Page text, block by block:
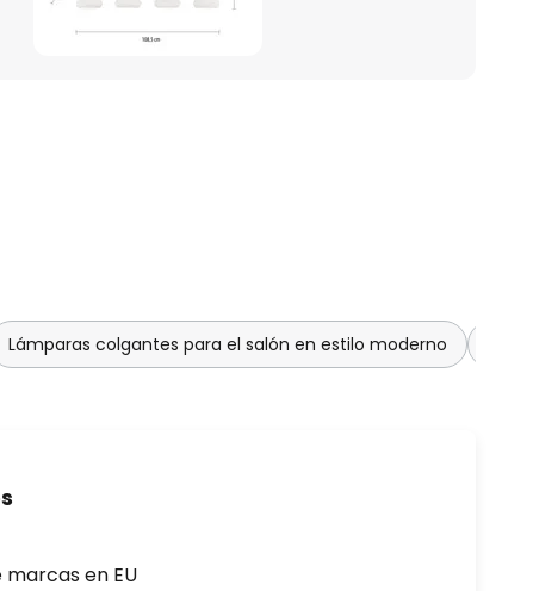
Lámparas colgantes para el salón en estilo moderno
en EU